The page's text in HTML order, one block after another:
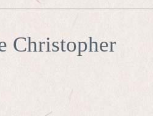
Christopher